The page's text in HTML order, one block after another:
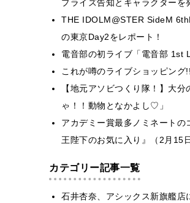
プライズ告知とキャラクターを
THE IDOLM@STER SideM
の東京Day2をレポート！
電音部の初ライブ「電音部 1st
これが噂のライブショッピン
【地元アソビつくり隊！】大
ゃ！！動物となかよし♡」
アカデミー賞最多ノミネート
王陛下のお気に入り』（2月15
カテゴリー記事一覧
石井杏奈、アシックス新旗艦